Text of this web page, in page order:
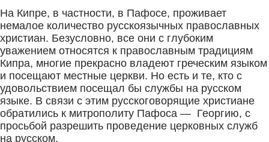
На Кипре, в частности, в Пафосе, проживает
немалое количество русскоязычных православных
христиан. Безусловно, все они с глубоким
уважением относятся к православным традициям
Кипра, многие прекрасно владеют греческим языком
и посещают местные церкви. Но есть и те, кто с
удовольствием посещал бы службы на русском
языке. В связи с этим русскоговорящие христиане
обратились к митрополиту Пафоса — Георгию, с
просьбой разрешить проведение церковных служб
на русском.